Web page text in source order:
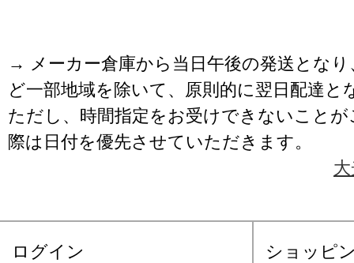
→ メーカー倉庫から当日午後の発送となり
ど一部地域を除いて、原則的に翌日配達と
ただし、時間指定をお受けできないこと
際は日付を優先させていただきます。
ログイン ショッピ